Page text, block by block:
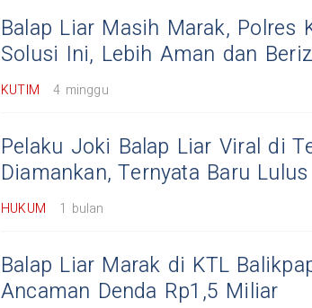
Balap Liar Masih Marak, Polres
Solusi Ini, Lebih Aman dan
KUTIM 4 minggu
Pelaku Joki Balap Liar Viral di
Diamankan, Ternyata Baru
HUKUM 1 bulan
Balap Liar Marak di KTL
Ancaman Denda Rp1,5 Miliar